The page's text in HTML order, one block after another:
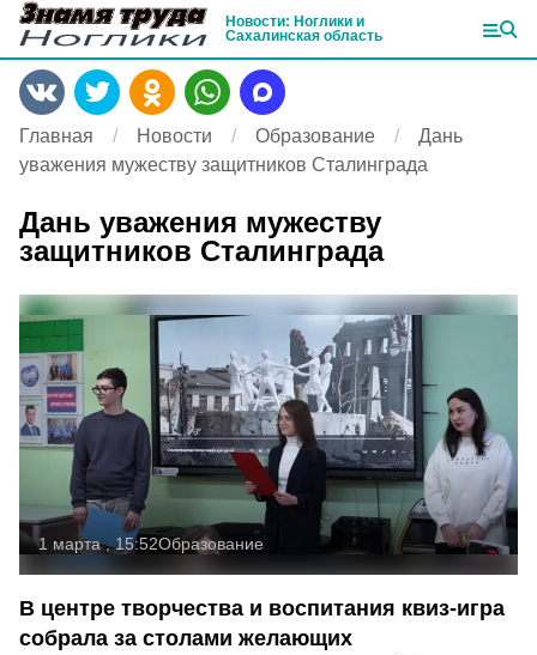
Новости: Ноглики и
Сахалинская область
Главная Новости Образование
Дань
уважения мужеству защитников Сталинграда
Дань уважения мужеству
защитников Сталинграда
1 марта , 15:52Образование
В центре творчества и воспитания квиз-игра
собрала за столами желающих